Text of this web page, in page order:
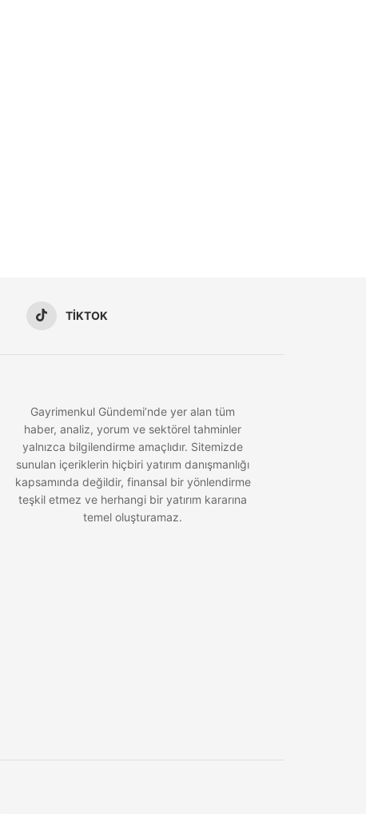
TIKTOK
Gayrimenkul Gündemi’nde yer alan tüm
haber, analiz, yorum ve sektörel tahminler
yalnızca bilgilendirme amaçlıdır. Sitemizde
sunulan içeriklerin hiçbiri yatırım danışmanlığı
kapsamında değildir, finansal bir yönlendirme
teşkil etmez ve herhangi bir yatırım kararına
temel oluşturamaz.